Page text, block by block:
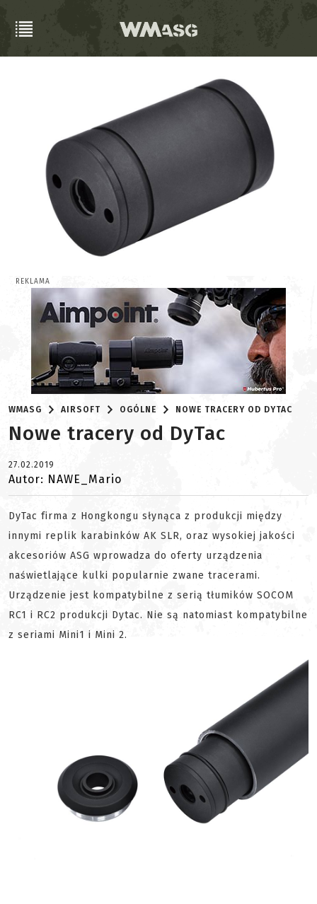
REKLAMA
WMASG AIRSOFT OGÓLNE NOWE TRACERY OD DYTAC
Nowe tracery od DyTac
27.02.2019
Autor: NAWE_Mario
DyTac firma z Hongkongu słynąca z produkcji między
innymi replik karabinków AK SLR, oraz wysokiej jakości
akcesoriów ASG wprowadza do oferty urządzenia
naświetlające kulki popularnie zwane tracerami.
Urządzenie jest kompatybilne z serią tłumików SOCOM
RC1 i RC2 produkcji Dytac. Nie są natomiast kompatybilne
z seriami Mini1 i Mini 2.